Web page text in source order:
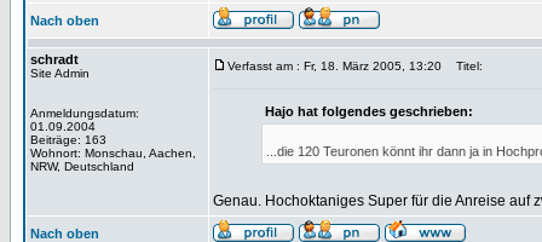
Nach oben
schradt
Site Admin
Anmeldungsdatum:
01.09.2004
Beiträge: 163
Wohnort: Monschau, Aachen,
NRW, Deutschland
Verfasst am : Fr, 18. März 2005, 13:20 Titel:
Hajo hat folgendes geschrieben:
...die 120 Teuronen könnt ihr dann ja in
Genau. Hochoktaniges Super für die Anreise auf
Nach oben